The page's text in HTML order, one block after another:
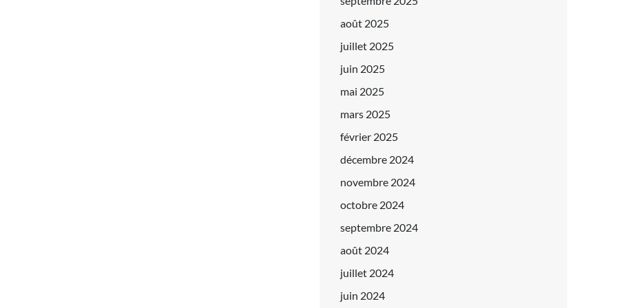
août 2025
juillet 2025
juin 2025
mai 2025
mars 2025
février 2025
décembre 2024
novembre 2024
octobre 2024
septembre 2024
août 2024
juillet 2024
juin 2024